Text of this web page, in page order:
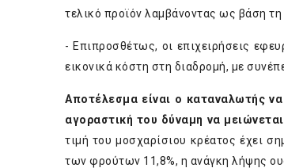
τελικό προϊόν λαμβάνοντας ως βάση
- Επιπροσθέτως, οι επιχειρήσεις
εικονικά κόστη στη διαδρομή, με
Αποτέλεσμα είναι ο καταναλωτής
αγοραστική του δύναμη να
τιμή του μοσχαρίσιου κρέατος έχει
των φρούτων 11,8%, η ανάγκη λήψης